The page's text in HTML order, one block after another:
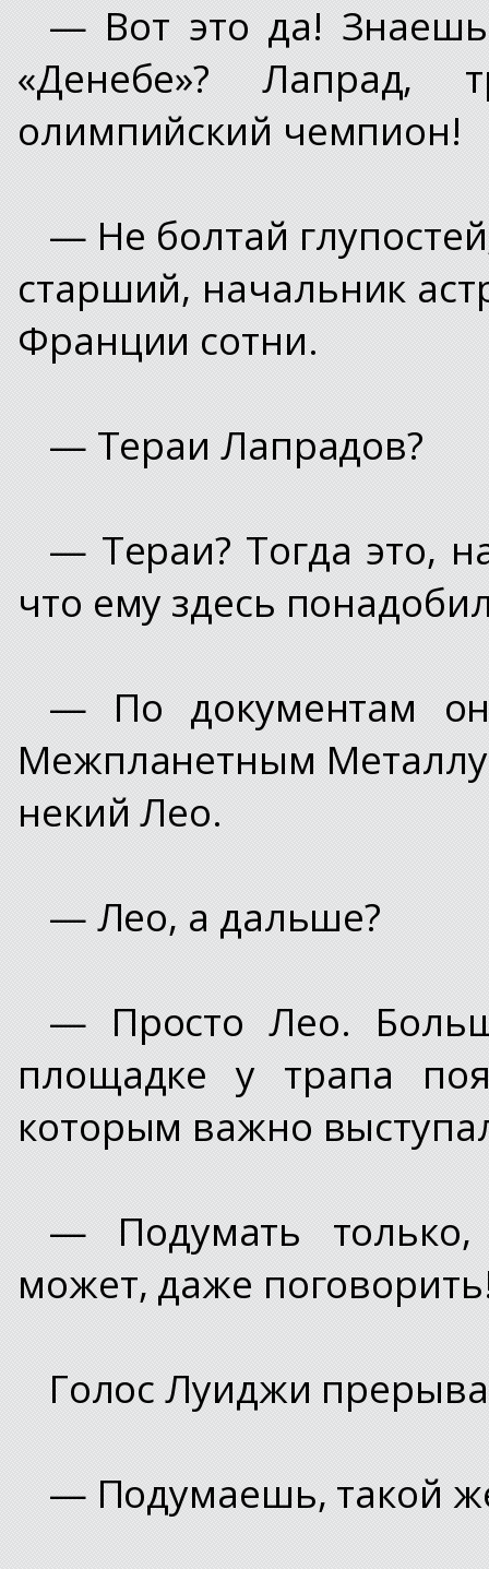
— Вот это да!
«Денебе»? Лапрад,
олимпийский чемпион!
— Не болтай
старший, начальник
Франции сотни.
— Тераи Лапрадов?
— Тераи? Тогда это,
что ему здесь
— По документам он
Межпланетным
некий Лео.
— Лео, а дальше?
— Просто Лео.
площадке у трапа
которым важно
— Подумать только,
может, даже
Голос Луиджи
— Подумаешь, такой